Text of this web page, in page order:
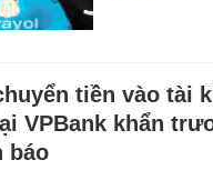
tiền vào tài
VPBank khẩn
báo